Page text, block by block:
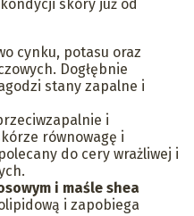
skóry już od
cynku, potasu oraz
Dogłębnie
stany zapalne i
i
równowagę i
do cery wrażliwej i
i maśle shea
i zapobiega